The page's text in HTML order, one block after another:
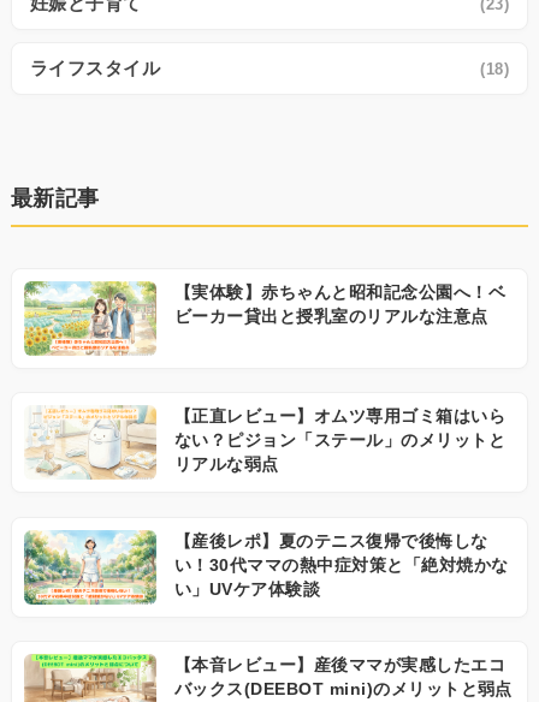
(23)
ライフスタイル (18)
最新記事
【実体験】赤ちゃんと昭和記念公園へ！ベ
ビーカー貸出と授乳室のリアルな注意点
【正直レビュー】オムツ専用ゴミ箱はいら
ない？ピジョン「ステール」のメリットと
リアルな弱点
【産後レポ】夏のテニス復帰で後悔しな
い！30代ママの熱中症対策と「絶対焼かな
い」UVケア体験談
【本音レビュー】産後ママが実感したエコ
バックス(DEEBOT mini)のメリットと弱点